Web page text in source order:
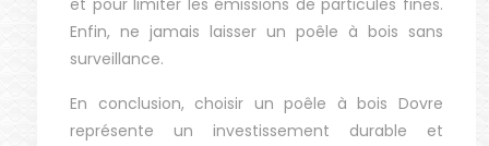
et pour limiter les émissions de particules fines.
Enfin, ne jamais laisser un poêle à bois sans
surveillance.
En conclusion, choisir un poêle à bois Dovre
représente un investissement durable et